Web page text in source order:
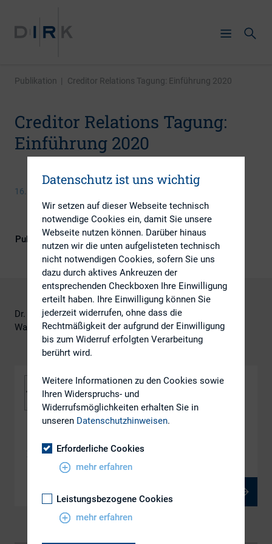
Publikation | Creditor Relations Tagung: Einführung 2020
Creditor Relations Tagung:
Einführung 2020
16. Januar 2020
Publikationsform DIRK-Publikationen
Dr. Markus Walchshofer
Walchshofer Beratung & Beteiligung
Einführung CRT 2020
Datenschutz ist uns wichtig
Wir setzen auf dieser Webseite technisch
notwendige Cookies ein, damit Sie unsere
Webseite nutzen können. Darüber hinaus
nutzen wir die unten aufgelisteten technisch
nicht notwendigen Cookies, sofern Sie uns
dazu durch aktives Ankreuzen der
entsprechenden Checkboxen Ihre Einwilligung
erteilt haben. Ihre Einwilligung können Sie
jederzeit widerrufen, ohne dass die
Rechtmäßigkeit der aufgrund der Einwilligung
bis zum Widerruf erfolgten Verarbeitung
berührt wird.
Weitere Informationen zu den Cookies sowie
Ihren Widerspruchs- und
Widerrufsmöglichkeiten erhalten Sie in
unseren Datenschutzhinweisen.
Erforderliche Cookies
mehr erfahren
Leistungsbezogene Cookies
mehr erfahren